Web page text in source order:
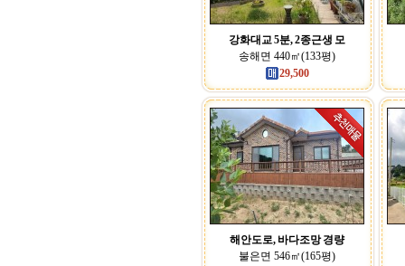
강화대교 5분, 2종근생 모
송해면 440㎡(133평)
29,500
해안도로, 바다조망 경량
불은면 546㎡(165평)